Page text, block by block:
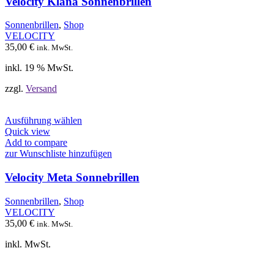
Sonnenbrillen, Shop
VELOCITY
35,00 € ink. MwSt.
inkl. 19 % MwSt.
zzgl. Versand
Ausführung wählen
mehrere
auf.
Die
können
Quick view
Add to compare
zur Wunschliste hinzufügen
Velocity Meta Sonnebrillen
Sonnenbrillen, Shop
VELOCITY
35,00 € ink. MwSt.
inkl. MwSt.